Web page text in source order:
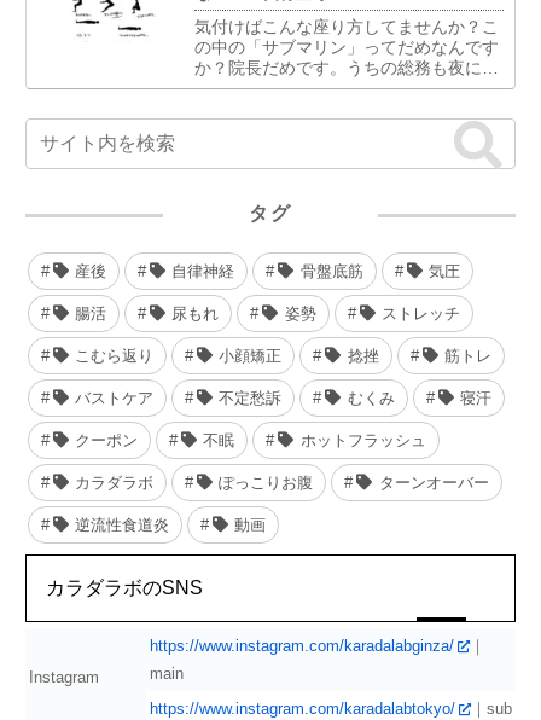
気付けばこんな座り方してませんか？こ
の中の「サブマリン」ってだめなんです
か？院長だめです。うちの総務も夜にな
るとモニタを睨みつけながら「サブマリ
めます。けど楽なのかいつの間にか元に
タグ
産後 自律神経 骨盤底筋 気圧
腸活 尿もれ 姿勢 ストレッチ
こむら返り 小顔矯正 捻挫 筋トレ
バストケア 不定愁訴 むくみ 寝汗
クーポン 不眠 ホットフラッシュ
カラダラボ ぽっこりお腹 ターンオーバー
逆流性食道炎 動画
カラダラボのSNS
Instagram
https://www.instagram.com/karadalabginza/
｜
main
https://www.instagram.com/karadalabtokyo/
｜sub